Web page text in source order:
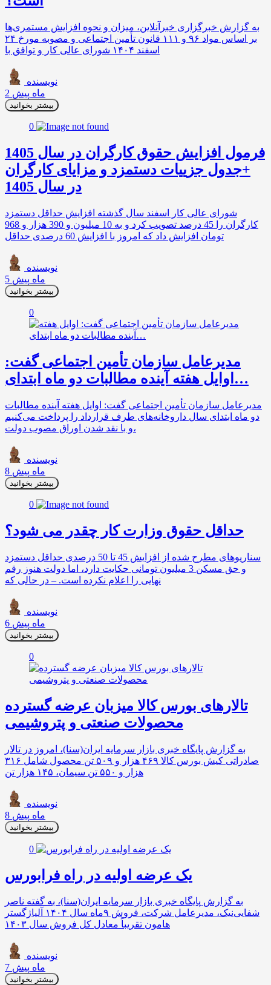
به گزارش خبرگزاری خبرآنلاین، میزان و نحوه افزایش مستمری‌ها
بر اساس مواد ۹۶ و ۱۱۱ قانون تأمین اجتماعی و مصوبه مورخ ۲۴
اسفند ۱۴۰۴ شورای عالی کار و توافق با
نویسنده
2 ماه پیش
بیشتر بخوانید
0
فرمول افزایش حقوق کارگران در سال 1405
+جدول جزییات دستمزد و مزایای کارگران
در سال 1405
شورای عالی کار اسفند سال گذشته افزایش حداقل دستمزد
کارگران را 45 درصد تصویب کرد و به 10 میلیون و 390 هزار و 968
تومان افزایش داد که امروز با افزایش 60 درصدی حداقل
نویسنده
5 ماه پیش
بیشتر بخوانید
0
مدیرعامل سازمان تأمین اجتماعی گفت:
اوایل هفته آینده مطالبات دو ماه ابتدای…
مدیرعامل سازمان تأمین اجتماعی گفت: اوایل هفته آینده مطالبات
دو ماه ابتدای سال داروخانه‌های طرف قرارداد را پرداخت می‌کنیم
و با نقد شدن اوراق مصوب دولت،
نویسنده
8 ماه پیش
بیشتر بخوانید
0
حداقل حقوق وزارت کار چقدر می شود؟
سناریوهای مطرح شده از افزایش 45 تا 50 درصدی حداقل دستمزد
و حق مسکن 3 میلیون تومانی حکایت دارد، اما دولت هنوز رقم
نهایی را اعلام نکرده است. – در حالی که
نویسنده
6 ماه پیش
بیشتر بخوانید
0
تالارهای بورس کالا میزبان عرضه گسترده
محصولات صنعتی و پتروشیمی
به گزارش پایگاه خبری بازار سرمایه ایران(سنا)، امروز در تالار
صادراتی کیش بورس کالا ۴۶۹ هزار و ۵۰۹ تن محصول شامل ۳۱۶
هزار و ۵۵۰ تن سیمان، ۱۴۵ هزار تن
نویسنده
8 ماه پیش
بیشتر بخوانید
0
یک عرضه اولیه در راه فرابورس
به گزارش پایگاه خبری بازار سرمایه ایران(سنا)، به گفته ناصر
شفایی‌نیک، مدیرعامل شرکت، فروش ۹ماه سال ۱۴۰۴ آلیاژگستر
هامون تقریباً معادل کل فروش سال ۱۴۰۳
نویسنده
7 ماه پیش
بیشتر بخوانید